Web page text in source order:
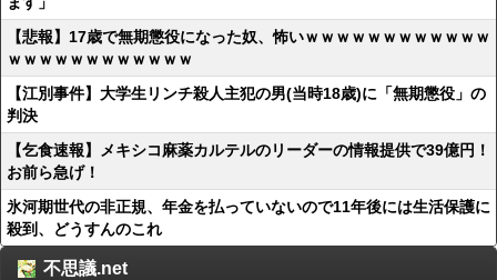
【悲報】17歳で無期懲役になった奴、怖いｗｗｗｗｗｗｗｗｗｗｗｗ
ｗｗｗｗｗｗｗｗｗｗｗｗ
【江別事件】大学生リンチ殺人主犯の男(当時18歳)に「無期懲役」の
判決
【乞食速報】メキシコ麻薬カルテルのリーダーの情報提供で39億円！
お前ら急げ！
氷河期世代の非正規、年金を払っていないので11年後には生活保護に
殺到、どうすんのこれ
不思議.net